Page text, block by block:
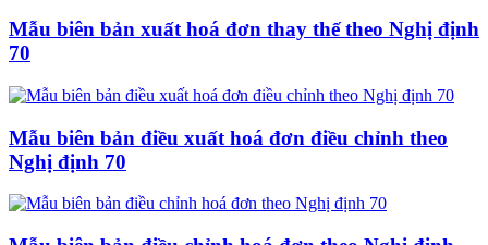
Mẫu biên bản xuất hoá đơn thay thế theo Nghị định
70
Mẫu biên bản điều xuất hoá đơn điều chỉnh theo
Nghị định 70